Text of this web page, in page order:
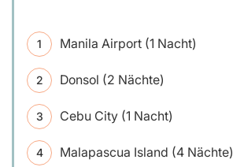
Manila Airport (1 Nacht)
Donsol (2 Nächte)
Cebu City (1 Nacht)
Malapascua Island (4 Nächte)